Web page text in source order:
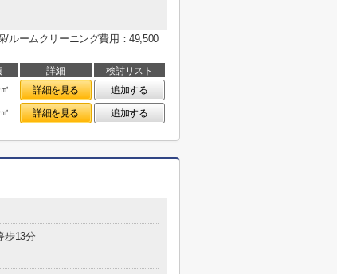
ルームクリーニング費用：49,500
詳細
検討リスト
詳細を見る
追加する
詳細を見る 追加する
歩13分